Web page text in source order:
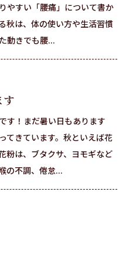
やすい「腰痛」について書か
秋は、体の使い方や生活習慣
動きでも腰...
す
す！まだ暑い日もあります
てきています。秋といえば花
粉は、ブタクサ、ヨモギなど
の不調、倦怠...